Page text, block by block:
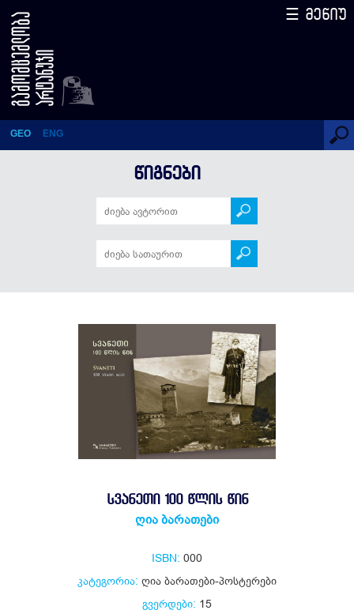
სვანეთი 100 წლის წინ
GEO ENG
☰ მენიუ
ᲬᲘᲒᲜᲔᲑᲘ
ᲡᲕᲐᲜᲔᲗᲘ 100 ᲬᲚᲘᲡ ᲬᲘᲜ
ღია ბარათები
ISBN: 000
კატეგორია: ღია ბარათები-პოსტერები
გვერდები: 15